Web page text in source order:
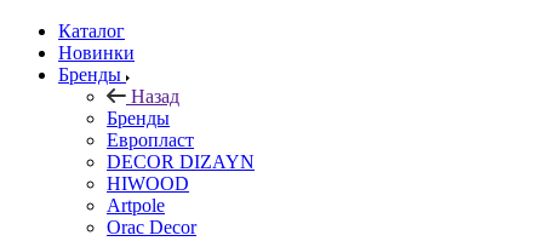
Каталог
Новинки
Бренды
Назад
Бренды
Европласт
DECOR DIZAYN
HIWOOD
Artpole
Orac Decor